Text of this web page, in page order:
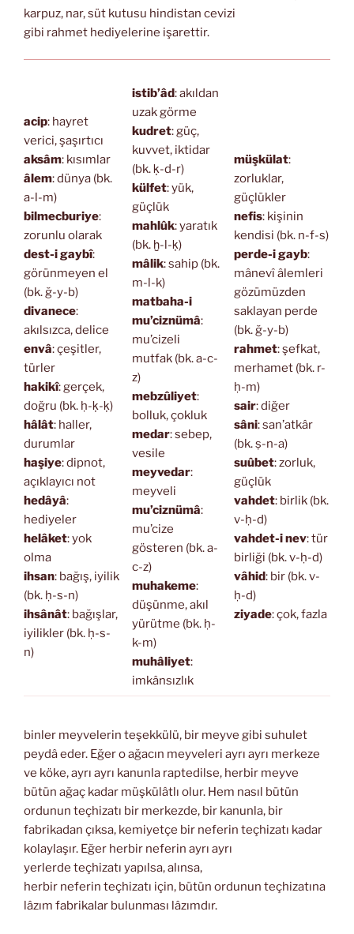
karpuz, nar, süt kutusu hindistan cevizi
gibi rahmet hediyelerine işarettir.
acip: hayret
verici, şaşırtıcı
aksâm: kısımlar
âlem: dünya (bk.
a-l-m)
bilmecburiye:
zorunlu olarak
dest-i gaybî:
görünmeyen el
(bk. ğ-y-b)
divanece:
akılsızca, delice
envâ: çeşitler,
türler
hakikî: gerçek,
doğru (bk. ḥ-ḳ-ḳ)
hâlât: haller,
durumlar
haşiye: dipnot,
açıklayıcı not
hedâyâ:
hediyeler
helâket: yok
olma
ihsan: bağış, iyilik
(bk. ḥ-s-n)
ihsânât: bağışlar,
iyilikler (bk. ḥ-s-
n)
istib’âd: akıldan
uzak görme
kudret: güç,
kuvvet, iktidar
(bk. ḳ-d-r)
külfet: yük,
güçlük
mahlûk: yaratık
(bk. ḫ-l-ḳ)
mâlik: sahip (bk.
m-l-k)
matbaha-i
mu’ciznümâ:
mu’cizeli
mutfak (bk. a-c-
z)
mebzûliyet:
bolluk, çokluk
medar: sebep,
vesile
meyvedar:
meyveli
mu’ciznümâ:
mu’cize
gösteren (bk. a-
c-z)
muhakeme:
düşünme, akıl
yürütme (bk. ḥ-
k-m)
muhâliyet:
imkânsızlık
müşkülat:
zorluklar,
güçlükler
nefis: kişinin
kendisi (bk. n-f-s)
perde-i gayb:
mânevî âlemleri
gözümüzden
saklayan perde
(bk. ğ-y-b)
rahmet: şefkat,
merhamet (bk. r-
ḥ-m)
sair: diğer
sâni: san’atkâr
(bk. ṣ-n-a)
suûbet: zorluk,
güçlük
vahdet: birlik (bk.
v-ḥ-d)
vahdet-i nev: tür
birliği (bk. v-ḥ-d)
vâhid: bir (bk. v-
ḥ-d)
ziyade: çok, fazla
binler meyvelerin teşekkülü, bir meyve gibi suhulet
peydâ eder. Eğer o ağacın meyveleri ayrı ayrı merkeze
ve köke, ayrı ayrı kanunla raptedilse, herbir meyve
bütün ağaç kadar müşkülâtlı olur. Hem nasıl bütün
ordunun teçhizatı bir merkezde, bir kanunla, bir
fabrikadan çıksa, kemiyetçe bir neferin teçhizatı kadar
kolaylaşır. Eğer herbir neferin ayrı ayrı
yerlerde teçhizatı yapılsa, alınsa,
herbir neferin teçhizatı için, bütün ordunun teçhizatına
lâzım fabrikalar bulunması lâzımdır.